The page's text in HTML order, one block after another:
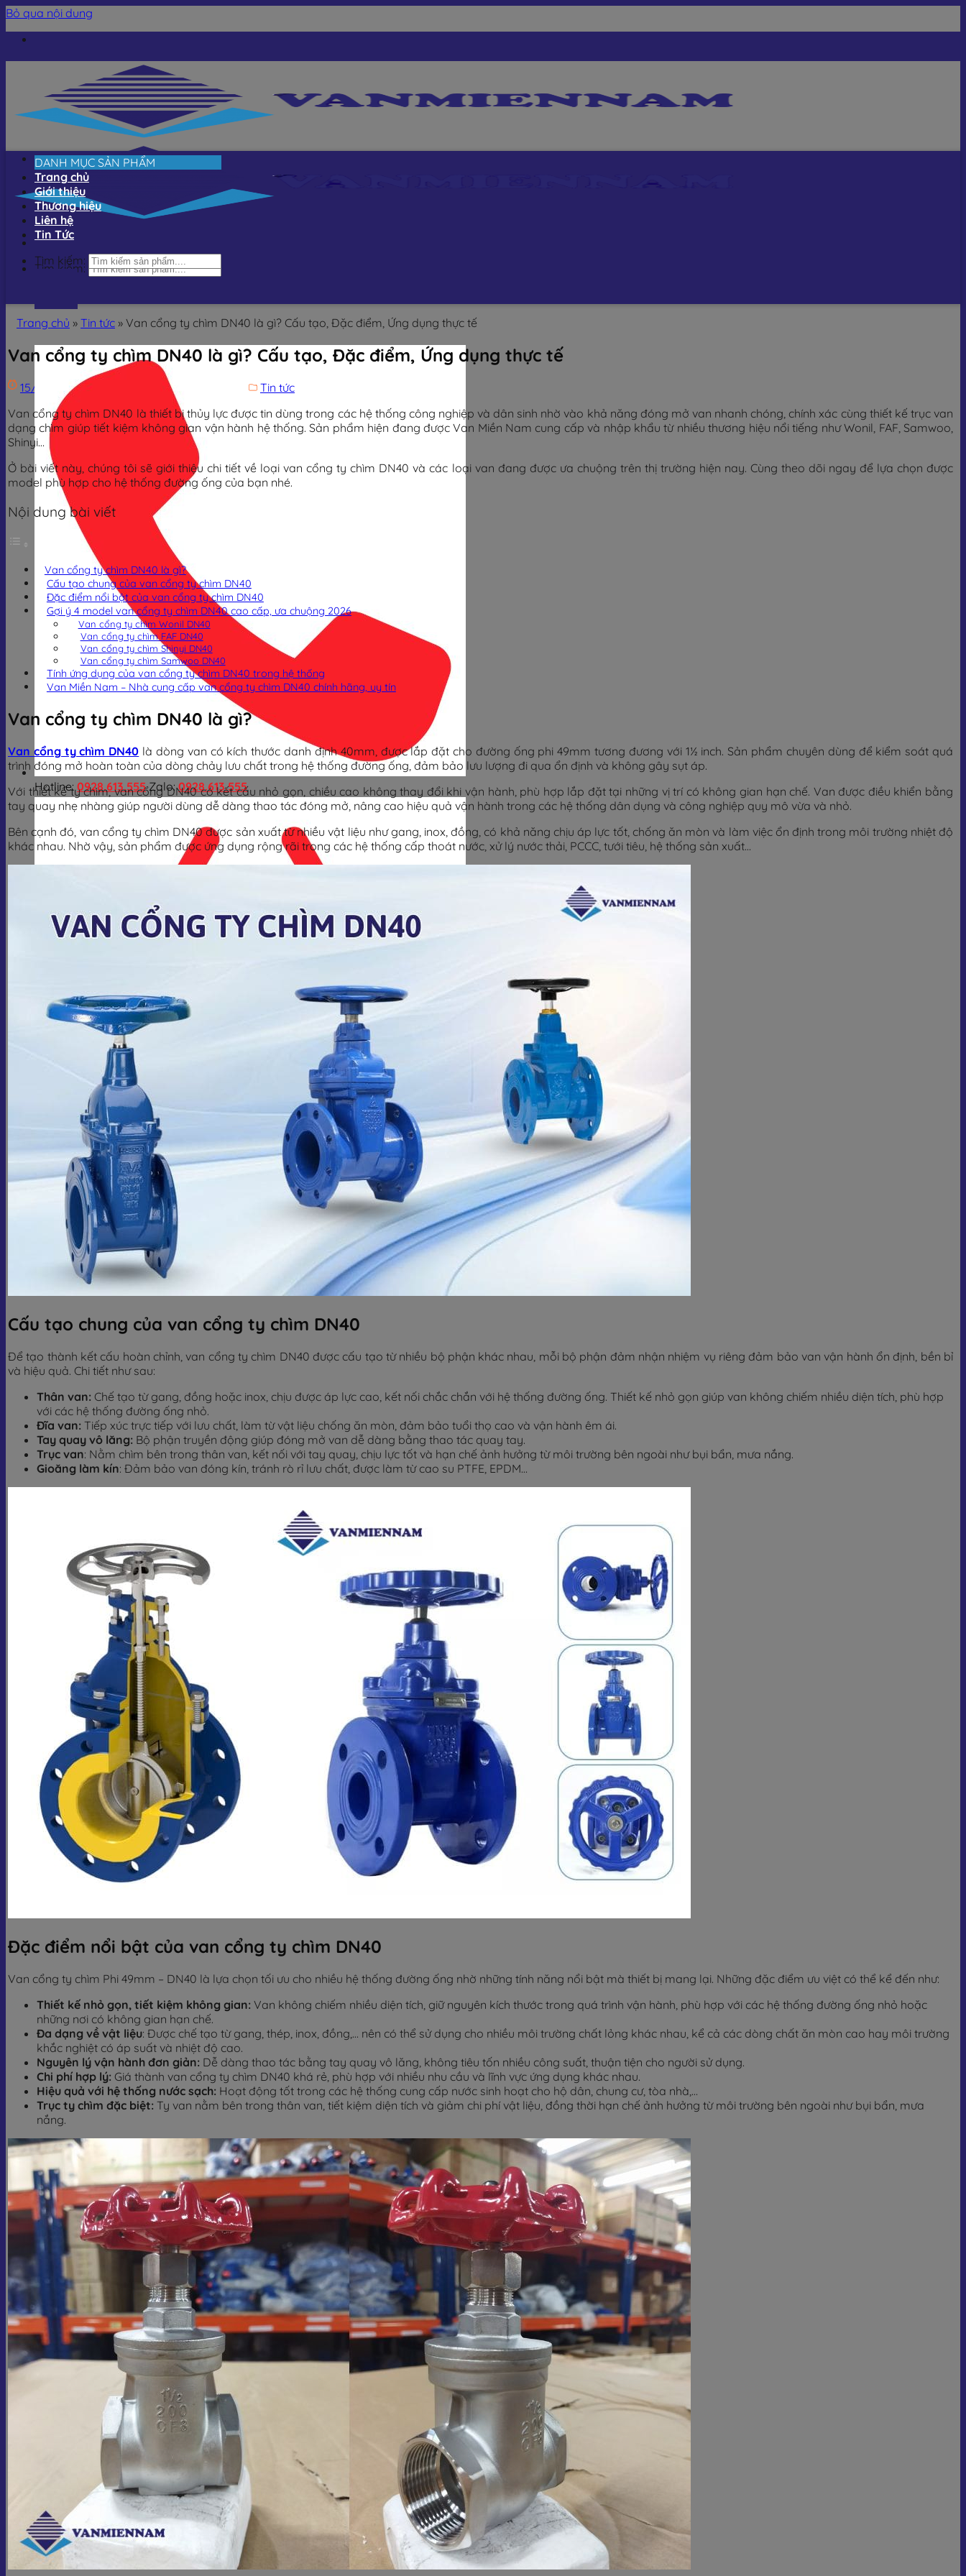
Bỏ qua nội dung
Tìm kiếm:
Hotline:0928.613.555Zalo:0928.613.555
Giỏ hàng
DANH MỤC SẢN PHẨM
Trang chủ
Giới thiệu
Thương hiệu
Liên hệ
Tin Tức
Tìm kiếm:
Trang chủ » Tin tức » Van cổng ty chìm DN40 là gì? Cấu tạo, Đặc điểm, Ứng dụng thực tế
Van cổng ty chìm DN40 là gì? Cấu tạo, Đặc điểm, Ứng dụng thực tế
15/12/202523/05/2026 Trịnh Đình Dũng
Tin tức
Van cổng ty chìm DN40 là thiết bị thủy lực được tin dùng trong các hệ thống công nghiệp và dân sinh nhờ vào khả năng đóng mở van nhanh chóng, chính xác cùng thiết kế trục van
dạng chìm giúp tiết kiệm không gian vận hành hệ thống. Sản phẩm hiện đang được Van Miền Nam cung cấp và nhập khẩu từ nhiều thương hiệu nổi tiếng như Wonil, FAF, Samwoo,
Shinyi…
Ở bài viết này, chúng tôi sẽ giới thiệu chi tiết về loại van cổng ty chìm DN40 và các loại van đang được ưa chuộng trên thị trường hiện nay. Cùng theo dõi ngay để lựa chọn được
model phù hợp cho hệ thống đường ống của bạn nhé.
Nội dung bài viết
Van cổng ty chìm DN40 là gì?
Cấu tạo chung của van cổng ty chìm DN40
Đặc điểm nổi bật của van cổng ty chìm DN40
Gợi ý 4 model van cổng ty chìm DN40 cao cấp, ưa chuộng 2026
Van cổng ty chìm Wonil DN40
Van cổng ty chìm FAF DN40
Van cổng ty chìm Shinyi DN40
Van cổng ty chìm Samwoo DN40
Tính ứng dụng của van cổng ty chìm DN40 trong hệ thống
Van Miền Nam – Nhà cung cấp van cổng ty chìm DN40 chính hãng, uy tín
Van cổng ty chìm DN40 là gì?
Van cổng ty chìm DN40 là dòng van có kích thước danh định 40mm, được lắp đặt cho đường ống phi 49mm tương đương với 1½ inch. Sản phẩm chuyên dùng để kiểm soát quá
trình đóng mở hoàn toàn của dòng chảy lưu chất trong hệ thống đường ống, đảm bảo lưu lượng đi qua ổn định và không gây sụt áp.
Với thiết kế ty chìm, van cổng DN40 có kết cấu nhỏ gọn, chiều cao không thay đổi khi vận hành, phù hợp lắp đặt tại những vị trí có không gian hạn chế. Van được điều khiển bằng
tay quay nhẹ nhàng giúp người dùng dễ dàng thao tác đóng mở, nâng cao hiệu quả vận hành trong các hệ thống dân dụng và công nghiệp quy mô vừa và nhỏ.
Bên cạnh đó, van cổng ty chìm DN40 được sản xuất từ nhiều vật liệu như gang, inox, đồng, có khả năng chịu áp lực tốt, chống ăn mòn và làm việc ổn định trong môi trường nhiệt độ
khác nhau. Nhờ vậy, sản phẩm được ứng dụng rộng rãi trong các hệ thống cấp thoát nước, xử lý nước thải, PCCC, tưới tiêu, hệ thống sản xuất…
Cấu tạo chung của van cổng ty chìm DN40
Để tạo thành kết cấu hoàn chỉnh, van cổng ty chìm DN40 được cấu tạo từ nhiều bộ phận khác nhau, mỗi bộ phận đảm nhận nhiệm vụ riêng đảm bảo van vận hành ổn định, bền bỉ
và hiệu quả. Chi tiết như sau:
Thân van: Chế tạo từ gang, đồng hoặc inox, chịu được áp lực cao, kết nối chắc chắn với hệ thống đường ống. Thiết kế nhỏ gọn giúp van không chiếm nhiều diện tích, phù hợp
với các hệ thống đường ống nhỏ.
Đĩa van: Tiếp xúc trực tiếp với lưu chất, làm từ vật liệu chống ăn mòn, đảm bảo tuổi thọ cao và vận hành êm ái.
Tay quay vô lăng: Bộ phận truyền động giúp đóng mở van dễ dàng bằng thao tác quay tay.
Trục van: Nằm chìm bên trong thân van, kết nối với tay quay, chịu lực tốt và hạn chế ảnh hưởng từ môi trường bên ngoài như bụi bẩn, mưa nắng.
Gioăng làm kín: Đảm bảo van đóng kín, tránh rò rỉ lưu chất, được làm từ cao su PTFE, EPDM…
Đặc điểm nổi bật của van cổng ty chìm DN40
Van cổng ty chìm Phi 49mm – DN40 là lựa chọn tối ưu cho nhiều hệ thống đường ống nhờ những tính năng nổi bật mà thiết bị mang lại. Những đặc điểm ưu việt có thể kể đến như:
Thiết kế nhỏ gọn, tiết kiệm không gian: Van không chiếm nhiều diện tích, giữ nguyên kích thước trong quá trình vận hành, phù hợp với các hệ thống đường ống nhỏ hoặc
những nơi có không gian hạn chế.
Đa dạng về vật liệu: Được chế tạo từ gang, thép, inox, đồng,… nên có thể sử dụng cho nhiều môi trường chất lỏng khác nhau, kể cả các dòng chất ăn mòn cao hay môi trường
khắc nghiệt có áp suất và nhiệt độ cao.
Nguyên lý vận hành đơn giản: Dễ dàng thao tác bằng tay quay vô lăng, không tiêu tốn nhiều công suất, thuận tiện cho người sử dụng.
Chi phí hợp lý: Giá thành van cổng ty chìm DN40 khá rẻ, phù hợp với nhiều nhu cầu và lĩnh vực ứng dụng khác nhau.
Hiệu quả với hệ thống nước sạch: Hoạt động tốt trong các hệ thống cung cấp nước sinh hoạt cho hộ dân, chung cư, tòa nhà,…
Trục ty chìm đặc biệt: Ty van nằm bên trong thân van, tiết kiệm diện tích và giảm chi phí vật liệu, đồng thời hạn chế ảnh hưởng từ môi trường bên ngoài như bụi bẩn, mưa
nắng.